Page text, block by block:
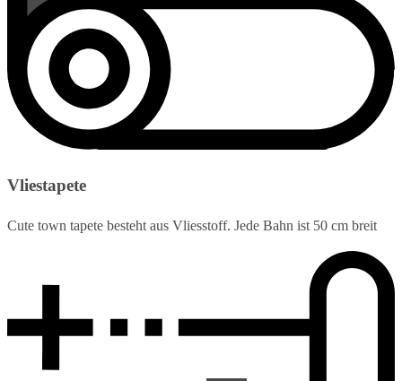
Vliestapete
Cute town tapete besteht aus Vliesstoff. Jede Bahn ist 50 cm breit